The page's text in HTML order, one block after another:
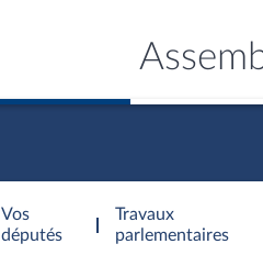
Vos
députés
Travaux
parlementaires